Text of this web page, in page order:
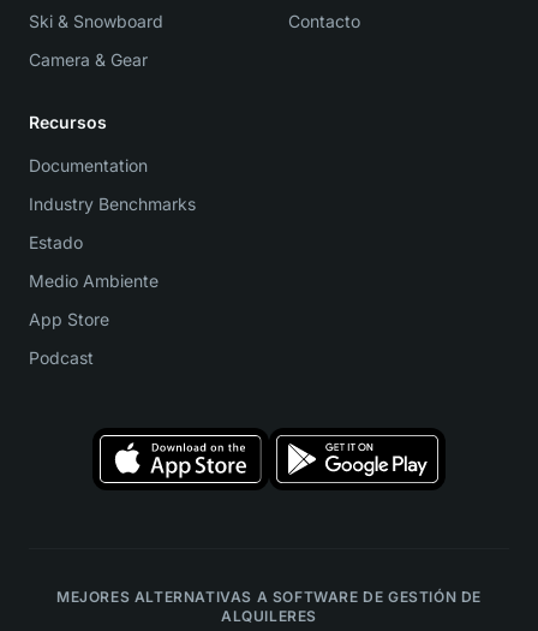
Ski & Snowboard
Camera & Gear
Contacto
Recursos
Documentation
Industry Benchmarks
Estado
Medio Ambiente
App Store
Podcast
MEJORES ALTERNATIVAS A SOFTWARE DE GESTIÓN DE
ALQUILERES